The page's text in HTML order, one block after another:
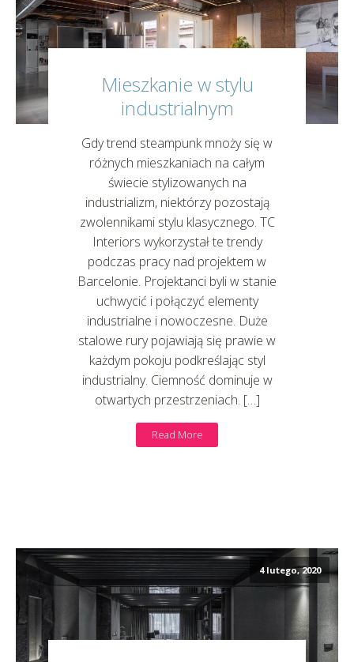
Mieszkanie w stylu
industrialnym
Gdy trend steampunk mnoży się w
różnych mieszkaniach na całym
świecie stylizowanych na
industrializm, niektórzy pozostają
zwolennikami stylu klasycznego. TC
Interiors wykorzystał te trendy
podczas pracy nad projektem w
Barcelonie. Projektanci byli w stanie
uchwycić i połączyć elementy
industrialne i nowoczesne. Duże
stalowe rury pojawiają się prawie w
każdym pokoju podkreślając styl
industrialny. Ciemność dominuje w
otwartych przestrzeniach. […]
Read More
4 lutego, 2020